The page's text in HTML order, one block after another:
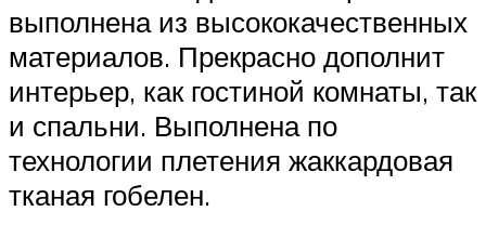
выполнена из высококачественных
материалов. Прекрасно дополнит
интерьер, как гостиной комнаты, так
и спальни. Выполнена по
технологии плетения жаккардовая
тканая гобелен.